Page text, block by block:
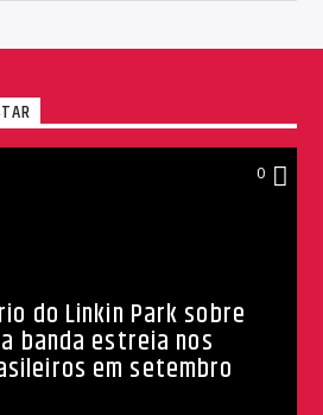
0
do Linkin Park sobre
banda estreia nos
em setembro